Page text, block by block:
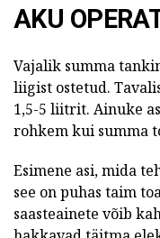
AKU
Vajalik summa
liigist ostetud.
1,5-5 liitrit. Ainuke
rohkem kui summa
Esimene asi, mida
see on puhas taim
saasteainete võib